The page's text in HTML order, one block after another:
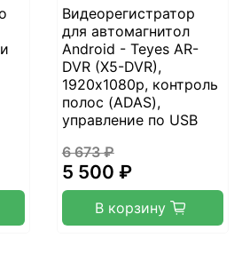
Видеорегистратор
для автомагнитол
Android - Teyes AR-
DVR (X5-DVR),
1920х1080p, контроль
полос (ADAS),
управление по USB
6 673 ₽
5 500 ₽
В корзину